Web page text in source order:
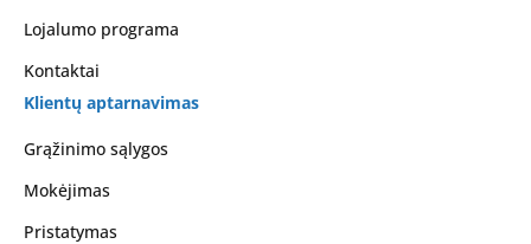
Lojalumo programa
Kontaktai
Klientų aptarnavimas
Grąžinimo sąlygos
Mokėjimas
Pristatymas